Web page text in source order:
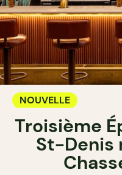
NOUVELLE
Troisième
St-Denis